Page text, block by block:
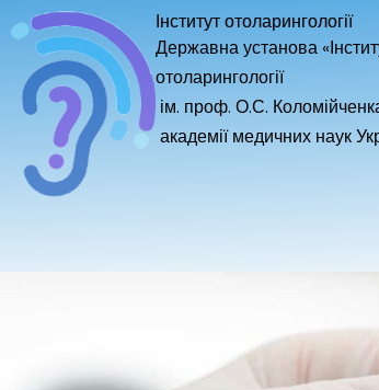
Перейти
содержимому
Інститут отоларингології
Державна установа
отоларингології
ім. проф. О.С.
академії медичних наук